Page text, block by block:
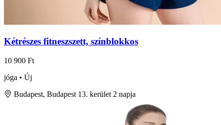
Kétrészes fitneszszett, színblokkos
10 900 Ft
jóga • Új
Budapest, Budapest 13. kerület 2 napja